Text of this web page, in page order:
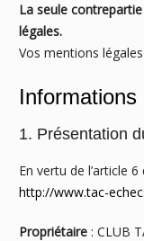
La seule
légales.
Vos mentions
Informations
1. Présentation
En vertu de l’article
http://www.tac-
Propriétaire : CLUB